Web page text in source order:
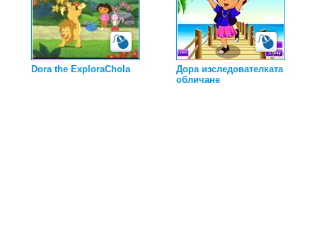
Dora the ExploraChola
Дора изследователката
обличане